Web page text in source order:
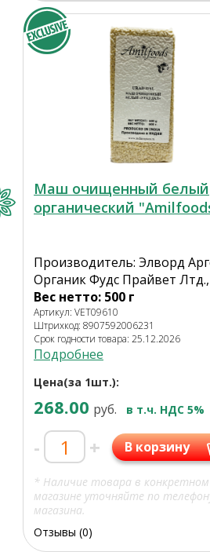
Маш очищенный белый
органический
Производитель: Элворд
Органик Фудс Прайвет
Вес нетто: 500 г
Артикул: VET09610
Штрихкод: 8907592006231
Срок годности товара: 25.12.2026
Подробнее
Цена(за 1шт.):
268.00 руб. в т.ч. НДС 5%
- + В корзину
* Наличие товара в конкретном
магазине уточняйте по
магазина.
Отзывы (0)